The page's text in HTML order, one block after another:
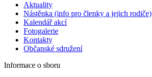
Aktuality
Nástěnka (info pro členky a jejich rodiče)
Kalendář akcí
Fotogalerie
Kontakty
Občanské sdružení
Informace o sboru